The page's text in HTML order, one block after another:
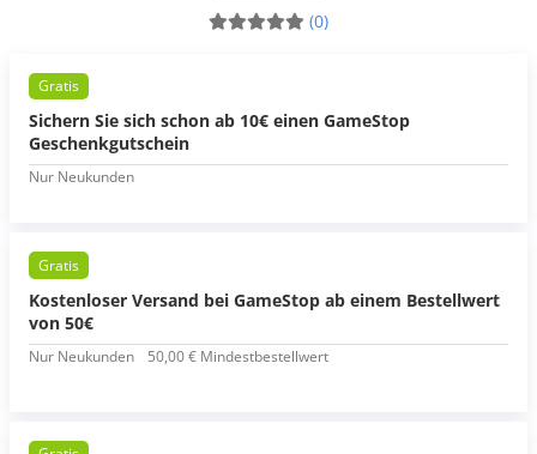
(0)
Gratis
Sichern Sie sich schon ab 10€ einen GameStop
Geschenkgutschein
Nur Neukunden
Gratis
Kostenloser Versand bei GameStop ab einem Bestellwert
von 50€
Nur Neukunden 50,00 € Mindestbestellwert